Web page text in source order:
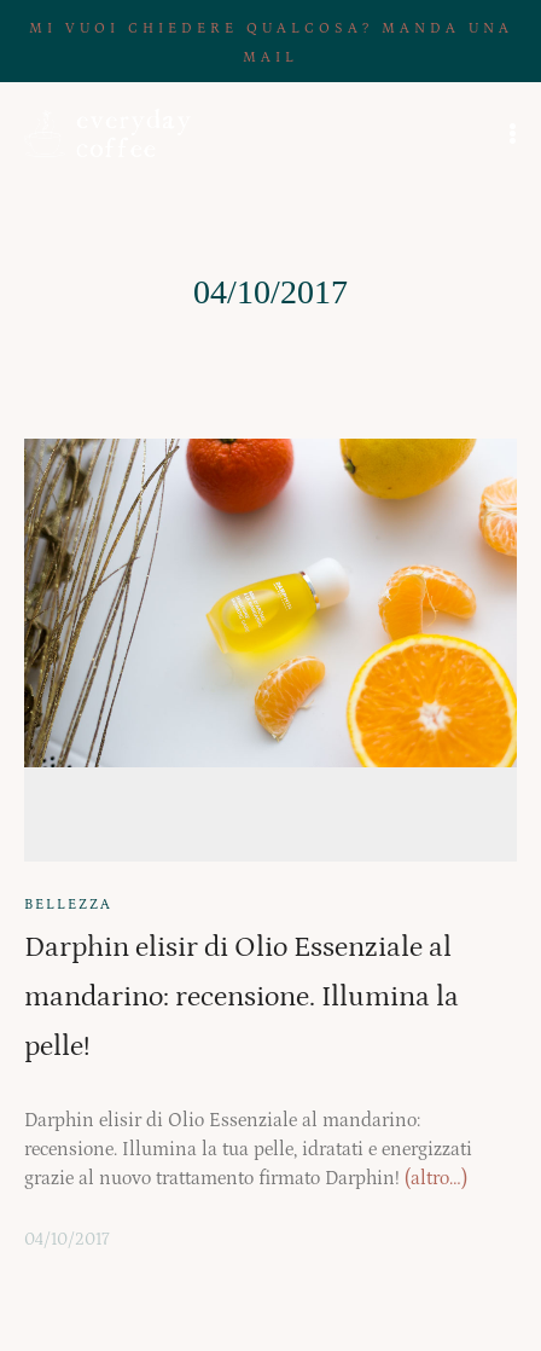
MI VUOI CHIEDERE QUALCOSA? MANDA UNA
MAIL
04/10/2017
BELLEZZA
Darphin elisir di Olio Essenziale al
mandarino: recensione. Illumina la
pelle!
Darphin elisir di Olio Essenziale al mandarino:
recensione. Illumina la tua pelle, idratati e energizzati
grazie al nuovo trattamento firmato Darphin! (altro…)
04/10/2017